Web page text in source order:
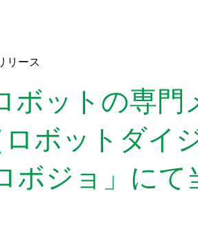
リース
ボットの専門
ボットダイ
ボジョ」にて